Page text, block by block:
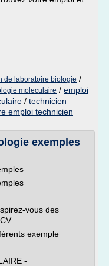
de laboratoire biologie /
moleculaire / emploi
/ technicien
emploi technicien
exemples
vous des
exemple
-